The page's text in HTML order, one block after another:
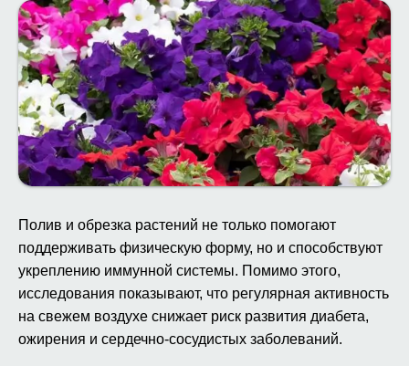
Полив и обрезка растений не только помогают
поддерживать физическую форму, но и способствуют
укреплению иммунной системы. Помимо этого,
исследования показывают, что регулярная активность
на свежем воздухе снижает риск развития диабета,
ожирения и сердечно-сосудистых заболеваний.